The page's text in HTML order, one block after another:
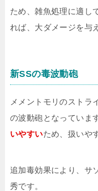
ため、雑魚処理に適し
れば、大ダメージを与
新SSの毒波動砲
メメントモリのストラ
の波動砲となっていま
いやすいため、扱いや
追加毒効果により、サ
秀です。